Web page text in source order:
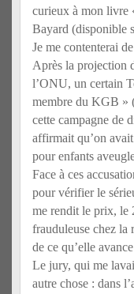
curieux à mon livre
Bayard (disponible
Je me contenterai
Après la projection
l’ONU, un certain
membre du KGB »
cette campagne de
affirmait qu’on
pour enfants
Face à ces
pour vérifier le
me rendit le prix, le
frauduleuse chez la
de ce qu’elle
Le jury, qui me
autre chose : dans